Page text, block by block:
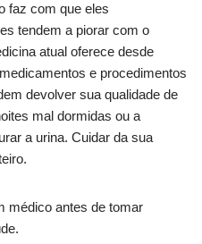
faz com que eles
tendem a piorar com o
atual oferece desde
e procedimentos
devolver sua qualidade de
mal dormidas ou a
a urina. Cuidar da sua
médico antes de tomar